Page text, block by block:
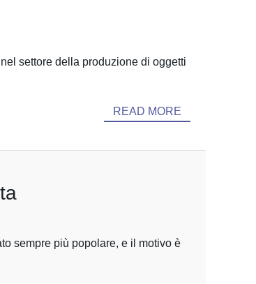
settore della produzione di oggetti
READ MORE
sempre più popolare, e il motivo è